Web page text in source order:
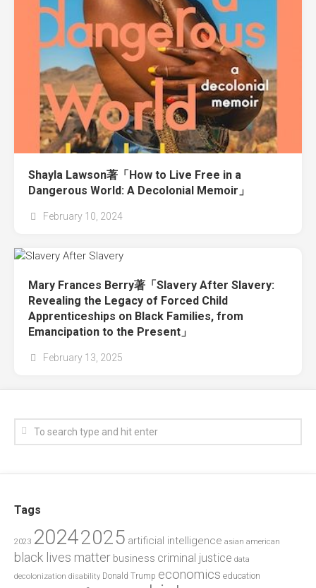
Shayla Lawson著「How to Live Free in a
Dangerous World: A Decolonial Memoir」
February 10, 2024
Mary Frances Berry著「Slavery After Slavery:
Revealing the Legacy of Forced Child
Apprenticeships on Black Families, from
Emancipation to the Present」
February 13, 2025
Tags
2023 20242025 artificial intelligence asian american
black lives matter business criminal justice data
decolonization disability Donald Trump economics education